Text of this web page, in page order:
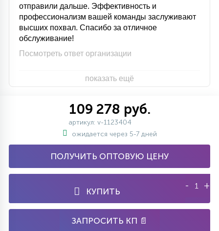
отправили дальше. Эффективность и
профессионализм вашей команды заслуживают
высших похвал. Спасибо за отличное
обслуживание!
Посмотреть ответ организации
показать ещё
109 278 руб.
артикул: v-1123404
ожидается через 5-7 дней
ПОЛУЧИТЬ ОПТОВУЮ ЦЕНУ
КУПИТЬ
- +
ЗАПРОСИТЬ КП 📄